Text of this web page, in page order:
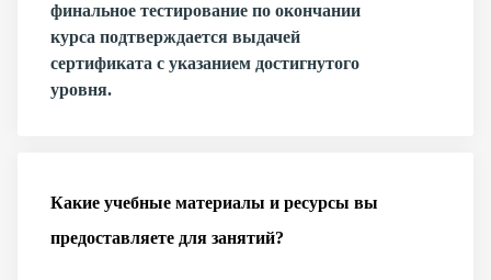
финальное тестирование по окончании
курса подтверждается выдачей
сертификата с указанием достигнутого
уровня.
Какие учебные материалы и ресурсы вы
предоставляете для занятий?